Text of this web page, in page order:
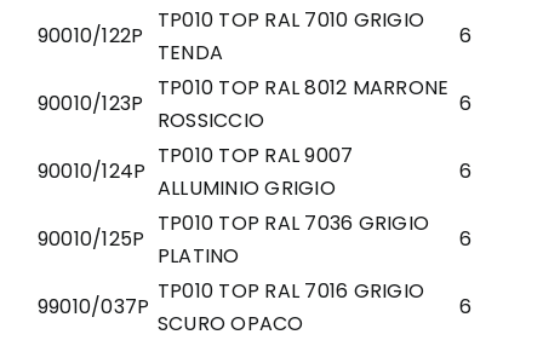
90010/122P
TP010 TOP RAL 7010 GRIGIO
TENDA
6
90010/123P
TP010 TOP RAL 8012 MARRONE
ROSSICCIO
6
90010/124P
TP010 TOP RAL 9007
ALLUMINIO GRIGIO
6
90010/125P
TP010 TOP RAL 7036 GRIGIO
PLATINO
6
99010/037P
TP010 TOP RAL 7016 GRIGIO
SCURO OPACO
6